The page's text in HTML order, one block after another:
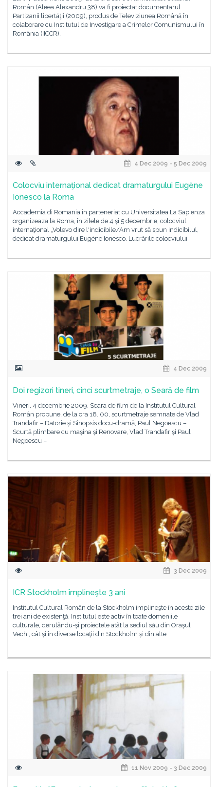
Român (Aleea Alexandru 38) va fi proiectat documentarul
Partizanii libertăţii (2009), produs de Televiziunea Română în
colaborare cu Institutul de Investigare a Crimelor Comunismului în
România (IICCR).
4 Dec 2009 - 5 Dec 2009
Colocviu internaţional dedicat dramaturgului Eugène
Ionesco la Roma
Accademia di Romania în parteneriat cu Universitatea La Sapienza
organizează la Roma, în zilele de 4 şi 5 decembrie, colocviul
internaţional „Volevo dire l'indicibile/Am vrut să spun indicibilul,
dedicat dramaturgului Eugène Ionesco. Lucrările colocviului
4 Dec 2009
Doi regizori tineri, cinci scurtmetraje, o Seară de film
Vineri, 4 decembrie 2009, Seara de film de la Institutul Cultural
Român propune, de la ora 18. 00, scurtmetraje semnate de Vlad
Trandafir – Datorie şi Sinopsis docu-dramă, Paul Negoescu –
Scurtă plimbare cu maşina şi Renovare, Vlad Trandafir şi Paul
Negoescu –
3 Dec 2009
ICR Stockholm împlineşte 3 ani
Institutul Cultural Român de la Stockholm împlineşte în aceste zile
trei ani de existenţă. Institutul este activ în toate domeniile
culturale, derulându-şi proiectele atât la sediul său din Oraşul
Vechi, cât şi în diverse locaţii din Stockholm şi din alte
11 Nov 2009 - 3 Dec 2009